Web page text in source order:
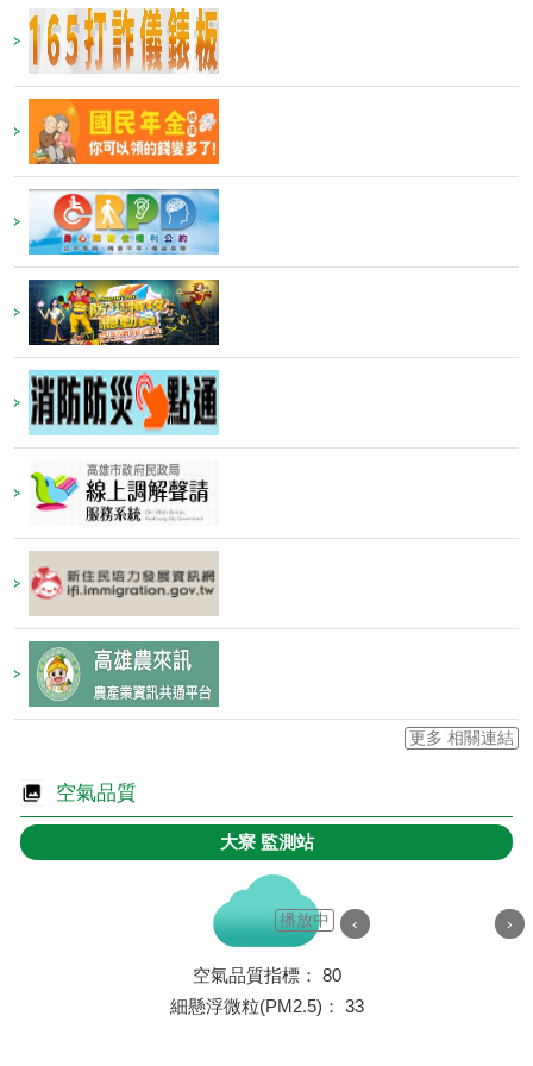
更多 相關連結
空氣品質
大寮監測站
空氣品質指標： 80
細懸浮微粒(PM2.5)： 33
播放中 ‹ ›